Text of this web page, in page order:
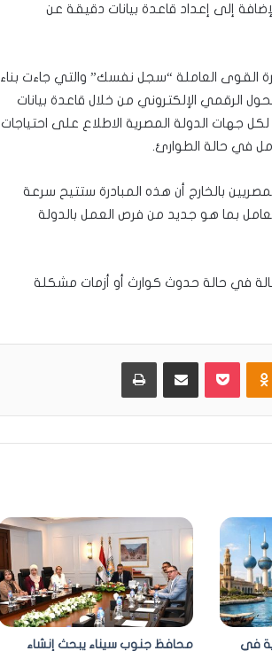
إلى إعداد قاعدة بيانات دقيقة عن
القوى العاملة “سجل نفسك” والتي جاءت بناء
الرقمي الإلكتروني من خلال قاعدة بيانات
جهات الدولة المصرية الاطلاع على احتياجات
في حالة الطوارئ.
بالخارج أن هذه المبادرة ستتيح سرعة
بما هو جديد من فرص العمل بالدولة
في حالة حدوث كوارث أو أزمات مشكلة
Odnoklassniki
بوكيت مشاركة عبر البريد طباعة
في
محافظ جنوب سيناء يبحث إنشاء